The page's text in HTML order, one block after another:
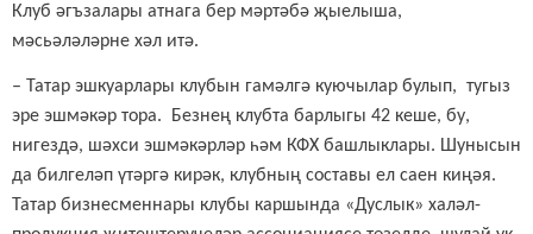
Клуб әгъзалары атнага бер мәртәбә җыелыша,
мәсьәләләрне хәл итә.
– Татар эшкуарлары клубын гамәлгә куючылар булып, тугыз
эре эшмәкәр тора. Безнең клубта барлыгы 42 кеше, бу,
нигездә, шәхси эшмәкәрләр һәм КФХ башлыклары. Шунысын
да билгеләп үтәргә кирәк, клубның составы ел саен киңәя.
Татар бизнесменнары клубы каршында «Дуслык» халәл-